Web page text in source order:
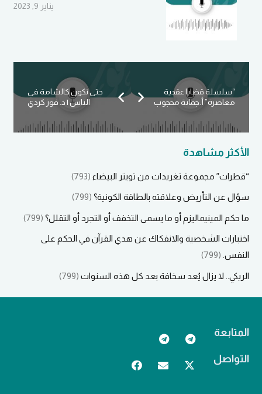
يناير 9, 2023
حتى نكون كالشامة في
الناس | د. فوز كردي
“سلسلة قضايا عقدية
معاصرة” أ.جمانة محجوب
الأكثر مشاهدة
“قطرات” مجموعة تغريدات من تويتر البيضاء (793)
سؤال عن التأريض وعلاقته بالطاقة الكونية؟ (799)
ما حكم المينيماليزم أو ما يسمى التخفف أو التجرد أو التقلل؟ (799)
اختبارات الشخصية والانفكاك عن هدي القرآن في الحكم على
النفس. (799)
الريكي.. لا يزال يُعد سخافة بعد كل هذه السنوات (799)
المتابعة
التواصل